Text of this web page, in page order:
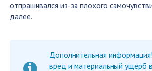
отпрашивался из-за плохого
далее.
Дополнительная
вред и материальный ущерб